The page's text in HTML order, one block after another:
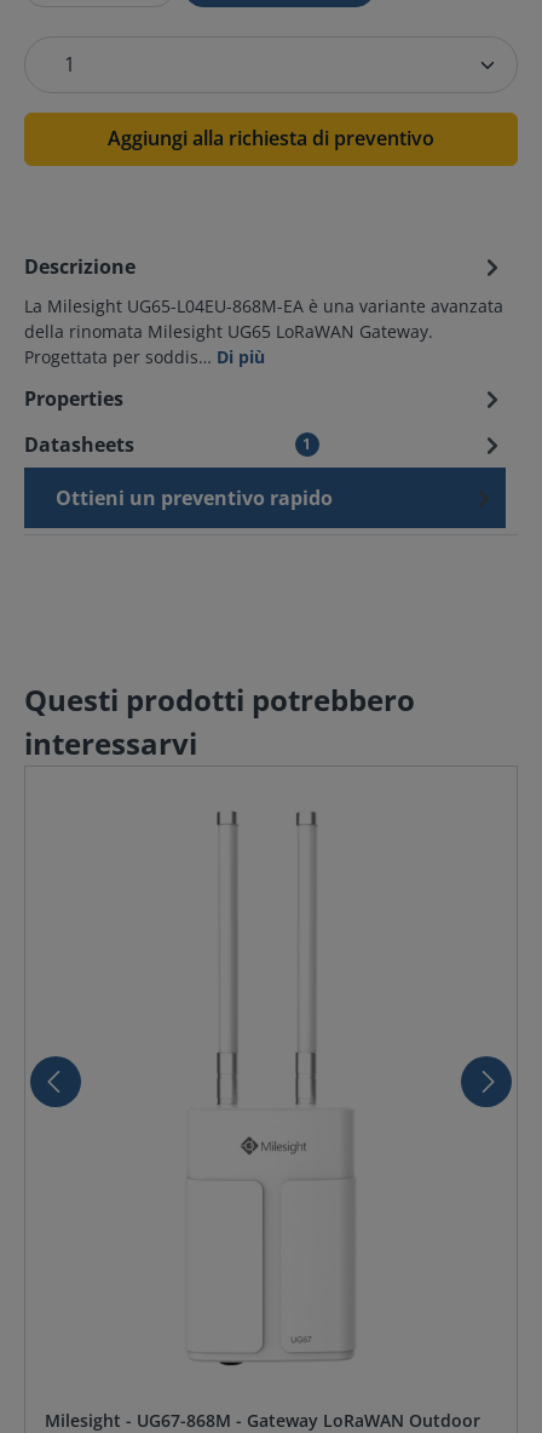
Aggiungi alla richiesta di preventivo
Descrizione
La Milesight UG65-L04EU-868M-EA è una variante avanzata
della rinomata Milesight UG65 LoRaWAN Gateway.
Progettata per soddis… Di più
Properties
Datasheets
1
Ottieni un preventivo rapido
Questi prodotti potrebbero
interessarvi
Milesight - UG67-868M - Gateway LoRaWAN Outdoor